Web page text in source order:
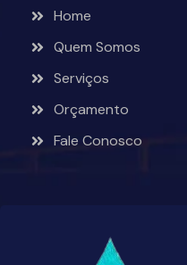
Home
Quem Somos
Serviços
Orçamento
Fale Conosco